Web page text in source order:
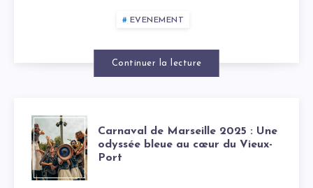
IMMERSION
AU
CŒUR
DU
GRAND
EVENEMENT
Continuer la lecture
CARNAVAL
DE
Carnaval de Marseille 2025 : Une
odyssée bleue au cœur du Vieux-
Port